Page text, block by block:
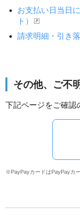
お支払い日当日
ト）
請求明細・引き
その他、ご不
下記ページをご確認
※PayPayカードはPayPayカ